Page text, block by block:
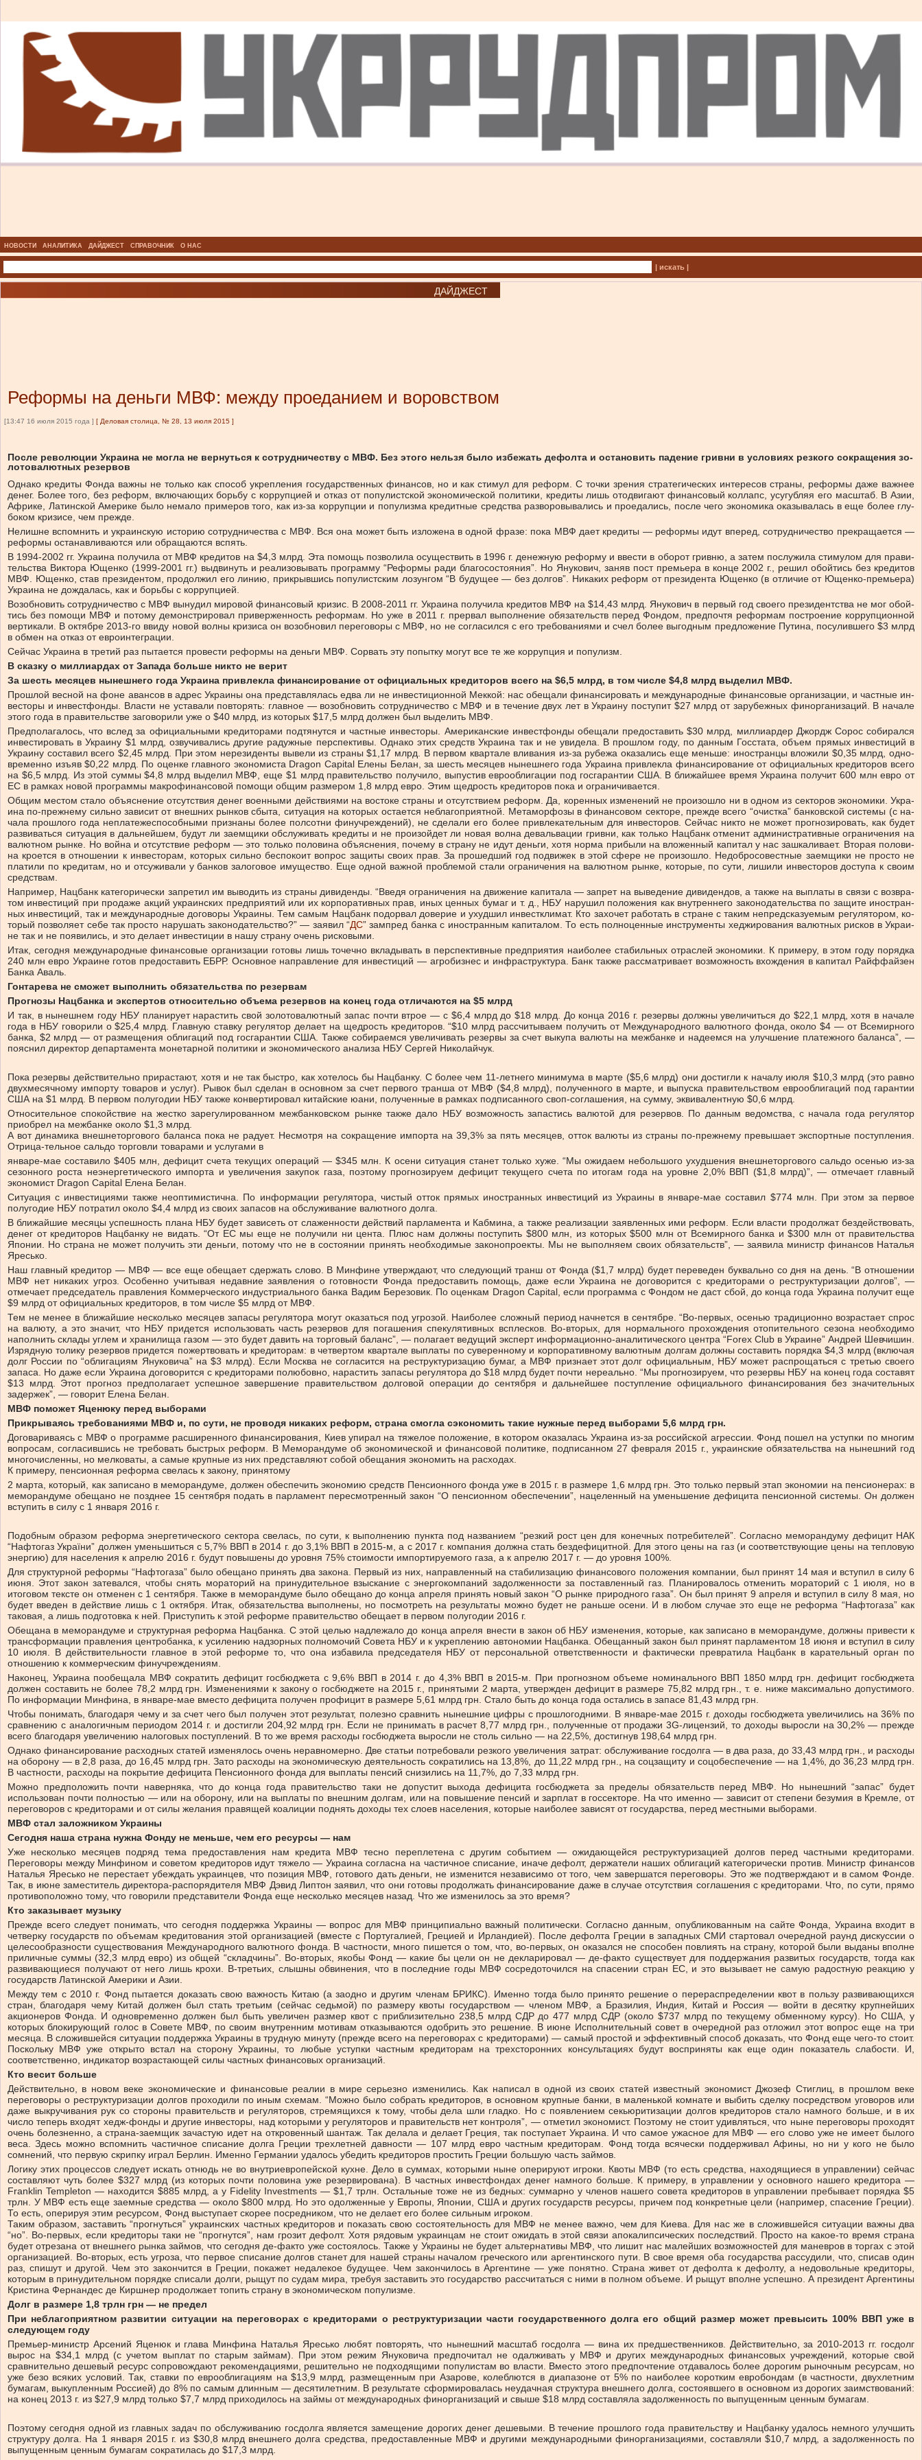
НОВОСТИ АНАЛИТИКА ДАЙДЖЕСТ СПРАВОЧНИК О НАС
| искать |
ДАЙДЖЕСТ
Реформы на деньги МВФ: между проеданием и воровством
[13:47 16 июля 2015 года ] [ Деловая столица, № 28, 13 июля 2015 ]
По­сле ре­во­лю­ции Укра­и­на не мог­ла не вер­нуть­ся к со­труд­ни­че­ству с МВФ. Без это­го нель­зя бы­ло из­бе­жать де­фол­та и оста­но­вить па­де­ние грив­ни в усло­ви­ях рез­ко­го со­кра­ще­ния зо­
ло­то­ва­лют­ных ре­зер­вов
Од­на­ко кре­ди­ты Фон­да важ­ны не толь­ко как спо­соб укреп­ле­ния го­су­дар­ствен­ных фи­нан­сов, но и как сти­мул для ре­форм. С точ­ки зре­ния стра­те­ги­че­ских ин­те­ре­сов стра­ны, ре­фор­мы да­же важ­нее
де­нег. Бо­лее то­го, без ре­форм, вклю­чаю­щих борь­бу с кор­руп­ци­ей и от­каз от по­пу­лист­ской эко­но­ми­че­ской по­ли­ти­ки, кре­ди­ты лишь ото­дви­га­ют фи­нан­со­вый кол­лапс, усу­губ­ляя его мас­штаб. В Азии,
Аф­ри­ке, Ла­тин­ской Аме­ри­ке бы­ло не­ма­ло при­ме­ров то­го, как из-за кор­руп­ции и по­пу­лиз­ма кре­дит­ные сред­ства раз­во­ро­вы­ва­лись и про­еда­лись, по­сле че­го эко­но­ми­ка ока­зы­ва­лась в еще бо­лее глу­
бо­ком кри­зи­се, чем пре­жде.
Не­лиш­не вспом­нить и укра­ин­скую ис­то­рию со­труд­ни­че­ства с МВФ. Вся она мо­жет быть из­ло­же­на в од­ной фра­зе: по­ка МВФ да­ет кре­ди­ты — ре­фор­мы идут впе­ред, со­труд­ни­че­ство пре­кра­ща­ет­ся —
ре­фор­мы оста­нав­ли­ва­ют­ся или об­ра­ща­ют­ся вспять.
В 1994-2002 гг. Укра­и­на по­лу­чи­ла от МВФ кре­ди­тов на $4,3 млрд. Эта по­мощь поз­во­ли­ла осу­ще­ствить в 1996 г. де­неж­ную ре­фор­му и вве­сти в обо­рот грив­ню, а за­тем по­слу­жи­ла сти­му­лом для пра­ви­
тель­ства Вик­то­ра Ющен­ко (1999-2001 гг.) вы­дви­нуть и реа­ли­зо­вы­вать про­грам­му “Ре­фор­мы ра­ди бла­го­со­стоя­ния”. Но Яну­ко­вич, за­няв пост пре­мье­ра в кон­це 2002 г., ре­шил обой­тись без кре­ди­тов
МВФ. Ющен­ко, став пре­зи­ден­том, про­дол­жил его ли­нию, при­крыв­шись по­пу­лист­ским ло­зун­гом “В бу­ду­щее — без дол­гов”. Ни­ка­ких ре­форм от пре­зи­ден­та Ющен­ко (в от­ли­чие от Ющен­ко-пре­мье­ра)
Укра­и­на не до­жда­лась, как и борь­бы с кор­руп­ци­ей.
Возоб­но­вить со­труд­ни­че­ство с МВФ вы­ну­дил ми­ро­вой фи­нан­со­вый кри­зис. В 2008-2011 гг. Укра­и­на по­лу­чи­ла кре­ди­тов МВФ на $14,43 млрд. Яну­ко­вич в пер­вый год сво­е­го пре­зи­дент­ства не мог обой­
тись без по­мо­щи МВФ и по­то­му де­мон­стри­ро­вал при­вер­жен­ность ре­фор­мам. Но уже в 2011 г. пре­рвал вы­пол­не­ние обя­зательств пе­ред Фон­дом, пред­по­чтя ре­фор­мам по­строе­ние кор­руп­ци­он­ной
вер­ти­ка­ли. В ок­тяб­ре 2013-го вви­ду но­вой вол­ны кри­зи­са он возоб­но­вил пе­ре­го­во­ры с МВФ, но не со­гла­сил­ся с его тре­бо­ва­ни­я­ми и счел бо­лее вы­год­ным пред­ло­же­ние Пу­ти­на, по­су­лив­ше­го $3 млрд
в об­мен на от­каз от ев­ро­ин­тег­ра­ции.
Сей­час Укра­и­на в тре­тий раз пы­та­ет­ся про­ве­сти ре­фор­мы на день­ги МВФ. Со­рвать эту по­пыт­ку мо­гут все те же кор­руп­ция и по­пу­лизм.
В сказку о миллиардах от Запада больше никто не верит
За шесть месяцев нынешнего года Украина привлекла финансирование от официальных кредиторов всего на $6,5 млрд, в том числе $4,8 млрд выделил МВФ.
Про­шлой вес­ной на фо­не аван­сов в ад­рес Укра­и­ны она пред­став­ля­лась ед­ва ли не ин­ве­сти­ци­он­ной Мек­кой: нас обе­ща­ли фи­нан­си­ро­вать и меж­ду­на­род­ные фи­нан­со­вые ор­га­ни­за­ции, и ча­ст­ные ин­
ве­сто­ры и ин­вест­фон­ды. Вла­сти не уста­ва­ли по­вто­рять: глав­ное — возоб­но­вить со­труд­ни­че­ство с МВФ и в те­че­ние двух лет в Укра­и­ну по­сту­пит $27 млрд от за­ру­беж­ных фи­нор­га­ни­за­ций. В на­ча­ле
это­го го­да в пра­ви­тель­стве за­го­во­ри­ли уже о $40 млрд, из ко­то­рых $17,5 млрд дол­жен был вы­де­лить МВФ.
Пред­по­ла­га­лось, что вслед за офи­ци­аль­ны­ми кре­ди­то­ра­ми под­тя­нут­ся и ча­ст­ные ин­ве­сто­ры. Аме­ри­кан­ские ин­вест­фон­ды обе­ща­ли предо­ста­вить $30 млрд, мил­ли­ар­дер Джордж Со­рос со­би­рал­ся
ин­ве­сти­ро­вать в Укра­и­ну $1 млрд, озву­чи­ва­лись дру­гие ра­дуж­ные пер­спек­ти­вы. Од­на­ко этих средств Укра­и­на так и не уви­де­ла. В про­шлом го­ду, по дан­ным Гос­ста­та, объ­ем пря­мых ин­ве­сти­ций в
Укра­и­ну со­ста­вил все­го $2,45 млрд. При этом не­ре­зи­ден­ты вы­ве­ли из стра­ны $1,17 млрд. В пер­вом квар­та­ле вли­ва­ния из-за ру­бе­жа ока­за­лись еще мень­ше: ино­стран­цы вло­жи­ли $0,35 млрд, од­но­
вре­мен­но изъ­яв $0,22 млрд. По оцен­ке глав­но­го эко­но­ми­ста Dragon Capital Еле­ны Бе­лан, за шесть ме­ся­цев ны­неш­не­го го­да Укра­и­на при­влек­ла фи­нан­си­ро­ва­ние от офи­ци­аль­ных кре­ди­то­ров все­го
на $6,5 млрд. Из этой сум­мы $4,8 млрд вы­де­лил МВФ, еще $1 млрд пра­ви­тель­ство по­лу­чи­ло, вы­пу­стив ев­ро­об­ли­га­ции под гос­га­ран­тии США. В бли­жай­шее вре­мя Укра­и­на по­лу­чит 600 млн евро от
ЕС в рам­ках но­вой про­грам­мы мак­ро­фи­нан­со­вой по­мо­щи об­щим раз­ме­ром 1,8 млрд ев­ро. Этим щед­рость кре­ди­то­ров по­ка и огра­ни­чи­ва­ет­ся.
Об­щим ме­стом ста­ло объ­яс­не­ние от­сут­ствия де­нег воен­ны­ми дей­стви­я­ми на вос­то­ке стра­ны и от­сут­стви­ем ре­форм. Да, ко­рен­ных из­ме­не­ний не про­изо­шло ни в од­ном из сек­то­ров эко­но­ми­ки. Укра­
и­на по-преж­не­му силь­но за­ви­сит от внеш­них рын­ков сбыта, си­ту­а­ция на ко­то­рых оста­ет­ся не­бла­го­при­ят­ной. Ме­та­мор­фо­зы в фи­нан­со­вом сек­то­ре, пре­жде всего “очист­ка” бан­ков­ской си­с­те­мы (с на­
ча­ла про­шло­го го­да не­пла­те­же­спо­соб­ны­ми при­зна­ны бо­лее пол­сот­ни фи­нучре­жде­ний), не сде­ла­ли его бо­лее при­вле­ка­тель­ным для ин­ве­сто­ров. Сей­час ни­кто не мо­жет про­гно­зи­ро­вать, как бу­дет
раз­ви­вать­ся си­ту­а­ция в даль­ней­шем, бу­дут ли за­ем­щи­ки об­слу­жи­вать кре­ди­ты и не про­изой­дет ли но­вая вол­на де­валь­ва­ции грив­ни, как толь­ко Нац­банк от­ме­нит ад­ми­ни­стра­тив­ные огра­ни­че­ния на
ва­лют­ном рын­ке. Но вой­на и от­сут­ствие ре­форм — это толь­ко по­ло­ви­на объ­яс­не­ния, по­че­му в стра­ну не идут день­ги, хо­тя нор­ма при­бы­ли на вло­жен­ный ка­пи­тал у нас за­шка­ли­ва­ет. Вто­рая по­ло­ви­
на кро­ет­ся в от­но­ше­нии к ин­ве­сто­рам, ко­то­рых силь­но бес­по­ко­ит во­прос за­щи­ты сво­их прав. За про­шед­ший год по­дви­жек в этой сфе­ре не про­изо­шло. Не­до­бро­со­ве­ст­ные за­ем­щи­ки не про­сто не
пла­ти­ли по кре­ди­там, но и от­су­жи­ва­ли у бан­ков за­ло­го­вое иму­ще­ство. Еще од­ной важ­ной про­бле­мой ста­ли огра­ни­че­ния на ва­лют­ном рын­ке, ко­то­рые, по су­ти, ли­ши­ли ин­ве­сто­ров до­сту­па к сво­им
сред­ствам.
На­при­мер, Нац­банк ка­те­го­ри­че­ски за­пре­тил им вы­во­дить из стра­ны ди­ви­ден­ды. “Вве­дя огра­ни­че­ния на дви­же­ние ка­пи­та­ла — за­прет на вы­ве­де­ние ди­ви­ден­дов, а так­же на вы­пла­ты в свя­зи с воз­вра­
том ин­ве­сти­ций при про­да­же ак­ций укра­ин­ских пред­при­я­тий или их кор­по­ра­тив­ных прав, иных цен­ных бу­маг и т. д., НБУ на­ру­шил по­ло­же­ния как внут­рен­не­го за­ко­но­датель­ства по за­щи­те ино­стран­
ных ин­ве­сти­ций, так и меж­ду­на­род­ные до­го­во­ры Укра­и­ны. Тем са­мым Нац­банк по­до­рвал до­ве­рие и ухуд­шил ин­вест­кли­мат. Кто за­хо­чет ра­бо­тать в стра­не с та­ким не­пред­ска­зуе­мым ре­гу­ля­то­ром, ко­
то­рый поз­во­ля­ет се­бе так про­сто на­ру­шать за­ко­но­датель­ство?” — заявил “ДС” зам­пред бан­ка с ино­стран­ным ка­пи­та­лом. То есть пол­но­цен­ные ин­стру­мен­ты хеджи­ро­ва­ния ва­лют­ных рис­ков в Укра­и­
не так и не по­яви­лись, и это де­ла­ет ин­ве­сти­ции в на­шу стра­ну очень рис­ко­вы­ми.
Итак, се­год­ня меж­ду­на­род­ные фи­нан­со­вые ор­га­ни­за­ции го­то­вы лишь то­чеч­но вкла­ды­вать в пер­спек­тив­ные пред­при­я­тия наи­бо­лее ста­биль­ных от­рас­лей эко­но­ми­ки. К при­ме­ру, в этом го­ду по­ряд­ка
240 млн ев­ро Укра­и­не го­тов предо­ста­вить ЕБРР. Ос­нов­ное на­прав­ле­ние для ин­ве­сти­ций — аг­ро­биз­нес и ин­фра­ст­рук­ту­ра. Банк так­же рас­смат­ри­ва­ет воз­мож­ность вхож­де­ния в ка­пи­тал Райф­фай­зен
Бан­ка Аваль.
Гонтарева не сможет выполнить обязательства по резервам
Прогнозы Нацбанка и экспертов относительно объема резервов на конец года отличаются на $5 млрд
И так, в нынешнем году НБУ планирует нарастить свой золотовалютный запас почти втрое — с $6,4 млрд до $18 млрд. До конца 2016 г. резервы должны увеличиться до $22,1 млрд, хотя в начале
года в НБУ говорили о $25,4 млрд. Главную ставку регулятор делает на щед­рость кредиторов. “$10 млрд рассчитываем получить от Меж­дународного валютного фонда, около $4 — от Все­мир­ного
банка, $2 млрд — от размещения облигаций под госгарантии США. Также собираемся увеличивать резервы за счет выкупа валюты на межбанке и надеемся на улучшение платежного баланса”, —
пояснил директор департамента монетарной политики и экономического анализа НБУ Сергей Ни­ко­­лайчук.
Пока резервы действительно прирастают, хотя и не так быстро, как хотелось бы Нац­банку. С более чем 11-летнего минимума в марте ($5,6 млрд) они достигли к началу июля $10,3 млрд (это равно
двухмесячному импорту товаров и услуг). Рывок был сделан в основном за счет первого транша от МВФ ($4,8 млрд), полученного в марте, и выпуска правительством еврооблигаций под гарантии
США на $1 млрд. В первом полугодии НБУ также конвертировал китайские юани, полученные в рамках подписанного своп-соглашения, на сумму, эквивалентную $0,6 млрд.
Относительное спокойствие на жестко зарегулированном межбанковском рынке также дало НБУ возможность запастись валютой для резервов. По данным ведомства, с начала года регулятор
приобрел на межбанке около $1,3 млрд.
А вот динамика внешнеторгового баланса пока не радует. Несмотря на сокращение импорта на 39,3% за пять месяцев, отток валюты из страны по-прежнему превышает экспортные поступления.
Отрица-тельное сальдо торговли товарами и услугами в
январе-мае составило $405 млн, дефицит счета текущих операций — $345 млн. К осени ситуация станет только хуже. “Мы ожидаем небольшого ухудшения внешнеторгового сальдо осенью из-за
сезонного роста неэнергетического импорта и увеличения закупок газа, поэтому прогнозируем дефицит текущего счета по итогам года на уровне 2,0% ВВП ($1,8 млрд)”, — отмечает главный
экономист Dragon Capital Елена Белан.
Ситуация с инвестициями также неоптимистична. По информации регулятора, чистый отток прямых иностранных инвестиций из Украины в январе-мае составил $774 млн. При этом за первое
полугодие НБУ потратил около $4,4 млрд из своих запасов на обслуживание валютного долга.
В ближайшие месяцы успешность плана НБУ будет зависеть от слаженности действий парламента и Кабмина, а также реализации заявленных ими реформ. Если власти продолжат бездействовать,
денег от кредиторов Нацбанку не видать. “От ЕС мы еще не получили ни цента. Плюс нам должны поступить $800 млн, из которых $500 млн от Всемирного банка и $300 млн от правительства
Японии. Но страна не может получить эти деньги, потому что не в состоянии принять необходимые законопроекты. Мы не выполняем своих обязательств”, — заявила министр финансов Наталья
Яресько.
Наш главный кредитор — МВФ — все еще обещает сдержать слово. В Минфине утверждают, что следующий транш от Фонда ($1,7 млрд) будет переведен буквально со дня на день. “В отношении
МВФ нет никаких угроз. Особенно учитывая недавние заявления о готовности Фонда предоставить помощь, даже если Украина не договорится с кредиторами о реструктуризации долгов”, —
отмечает председатель правления Коммерческого индустриального банка Вадим Бере­зовик. По оценкам Dragon Capital, если программа с Фондом не даст сбой, до конца года Украина получит еще
$9 млрд от официальных кредиторов, в том числе $5 млрд от МВФ.
Тем не менее в ближайшие несколько месяцев запасы регулятора могут оказаться под угрозой. Наиболее сложный период начнется в сентябре. “Во-первых, осенью традиционно возрастает спрос
на валюту, а это значит, что НБУ придется использовать часть резервов для погашения спекулятивных всплесков. Во-вторых, для нормального прохождения отопительного сезона необходимо
наполнить склады углем и хранилища газом — это будет давить на торговый баланс”, — полагает ведущий эксперт информационно-аналитического центра “Forex Club в Украине” Андрей Шев­чишин.
Изрядную толику резервов придется пожертвовать и кредиторам: в четвертом квартале выплаты по суверенному и корпоративному валютным долгам должны составить порядка $4,3 млрд (включая
долг России по “облигациям Януковича” на $3 млрд). Если Москва не согласится на реструктуризацию бумаг, а МВФ признает этот долг официальным, НБУ может распрощаться с третью своего
запаса. Но даже если Украина договорится с кредиторами полюбовно, нарастить запасы регулятора до $18 млрд будет почти нереально. “Мы прогнозируем, что резервы НБУ на конец года составят
$13 млрд. Этот прогноз предполагает успешное завершение правительством долговой операции до сентября и дальнейшее поступление официального финансирования без значительных
задержек”, — говорит Елена Белан.
МВФ поможет Яценюку перед выборами
Прикрываясь требованиями МВФ и, по сути, не проводя никаких реформ, страна смогла сэкономить такие нужные перед выборами 5,6 млрд грн.
Договариваясь с МВФ о программе расширенного финансирования, Киев упирал на тяжелое положение, в котором оказалась Украина из-за российской агрессии. Фонд пошел на уступки по многим
вопросам, согласившись не требовать быстрых реформ. В Меморандуме об экономической и финансовой политике, подписанном 27 февраля 2015 г., украинские обязательства на нынешний год
многочисленны, но мелковаты, а самые крупные из них представляют собой обещания экономить на расходах.
К примеру, пенсионная реформа свелась к закону, принятому
2 марта, который, как записано в меморандуме, должен обеспечить экономию средств Пенсионного фонда уже в 2015 г. в размере 1,6 млрд грн. Это только первый этап экономии на пенсионерах: в
меморандуме обещано не позднее 15 сентября подать в парламент пересмотренный закон “О пенсионном обеспечении”, нацеленный на уменьшение дефицита пенсионной системы. Он должен
вступить в силу с 1 января 2016 г.
Подобным образом реформа энергетического сектора свелась, по сути, к выполнению пункта под названием “резкий рост цен для конечных потребителей”. Согласно меморандуму дефицит НАК
“Нафтогаз України” должен уменьшиться с 5,7% ВВП в 2014 г. до 3,1% ВВП в 2015-м, а с 2017 г. компания должна стать бездефицитной. Для этого цены на газ (и соответствующие цены на тепловую
энергию) для населения к апрелю 2016 г. будут повышены до уровня 75% стоимости импортируемого газа, а к апрелю 2017 г. — до уровня 100%.
Для структурной реформы “Нафтогаза” было обещано принять два закона. Первый из них, направленный на стабилизацию финансового положения компании, был принят 14 мая и вступил в силу 6
июня. Этот закон затевался, чтобы снять мораторий на принудительное взыскание с энергокомпаний задолженности за поставленный газ. Плани­ровалось отменить мораторий с 1 июля, но в
итоговом тексте он отменен с 1 сентября. Также в меморандуме было обещано до конца апреля принять новый закон “О рынке природного газа”. Он был принят 9 апреля и вступил в силу 8 мая, но
будет введен в действие лишь с 1 октября. Итак, обязательства выполнены, но посмотреть на результаты можно будет не раньше осени. И в любом случае это еще не реформа “Нафтогаза” как
таковая, а лишь подготовка к ней. Приступить к этой реформе правительство обещает в первом полугодии 2016 г.
Обещана в меморандуме и структурная реформа Нацбанка. С этой целью надлежало до конца апреля внести в закон об НБУ изменения, которые, как записано в меморандуме, должны привести к
трансформации правления центробанка, к усилению надзорных полномочий Совета НБУ и к укреплению автономии Нац­банка. Обещанный закон был принят парламентом 18 июня и вступил в силу
10 июля. В действительности главное в этой реформе то, что она избавила председателя НБУ от персональной ответственности и фактически превратила Нацбанк в карательный орган по
отношению к коммерческим финучреждениям.
Наконец, Украина пообещала МВФ сократить дефицит госбюджета с 9,6% ВВП в 2014 г. до 4,3% ВВП в 2015-м. При прогнозном объеме номинального ВВП 1850 млрд грн. дефицит госбюджета
должен составить не более 78,2 млрд грн. Из­ме­нениями к закону о госбюджете на 2015 г., принятыми 2 марта, утвержден дефицит в размере 75,82 млрд грн., т. е. ниже максимально допустимого.
По информации Минфина, в январе-мае вместо дефицита получен профицит в размере 5,61 млрд грн. Стало быть до конца года остались в запасе 81,43 млрд грн.
Чтобы понимать, благодаря чему и за счет чего был получен этот результат, полезно сравнить нынешние цифры с прошлогодними. В январе-мае 2015 г. доходы госбюджета увеличились на 36% по
сравнению с аналогичным периодом 2014 г. и достигли 204,92 млрд грн. Если не принимать в расчет 8,77 млрд грн., полученные от продажи 3G-ли­цензий, то доходы выросли на 30,2% — прежде
всего благодаря увеличению налоговых поступлений. В то же время расходы госбюджета выросли не столь сильно — на 22,5%, достигнув 198,64 млрд грн.
Однако финансирование расходных статей изменялось очень неравномерно. Две статьи потребовали резкого увеличения затрат: обслуживание госдолга — в два раза, до 33,43 млрд грн., и расходы
на оборону — в 2,8 раза, до 16,45 млрд грн. Зато расходы на экономическую деятельность сократились на 13,8%, до 11,22 млрд грн., на соцзащиту и соцобеспечение — на 1,4%, до 36,23 млрд грн.
В частности, расходы на покрытие дефицита Пенсионного фонда для выплаты пенсий снизились на 11,7%, до 7,33 млрд грн.
Можно предположить почти наверняка, что до конца года правительство таки не допустит выхода дефицита госбюджета за пределы обязательств перед МВФ. Но нынешний “запас” будет
использован почти полностью — или на оборону, или на выплаты по внешним долгам, или на повышение пенсий и зарплат в госсекторе. На что именно — зависит от степени безумия в Кремле, от
переговоров с кредиторами и от силы желания правящей коалиции поднять доходы тех слоев населения, которые наиболее зависят от государства, перед местными выборами.
МВФ стал заложником Украины
Сегодня наша страна нужна Фонду не меньше, чем его ресурсы — нам
Уже несколько месяцев подряд тема предоставления нам кредита МВФ тесно переплетена с другим событием — ожидающейся реструктуризацией долгов перед частными кредиторами.
Переговоры между Минфином и советом кредиторов идут тяжело — Украина согласна на частичное списание, иначе дефолт, держатели наших облигаций категорически против. Министр финансов
Наталья Яресько не перестает убеждать украинцев, что позиция МВФ, готового дать деньги, не изменится независимо от того, чем завершатся переговоры. Это же подтверждают и в самом Фонде.
Так, в июне заместитель директора-распорядителя МВФ Дэвид Липтон заявил, что они готовы продолжать финансирование даже в случае отсутствия соглашения с кредиторами. Что, по сути, прямо
противоположно тому, что говорили представители Фонда еще несколько месяцев назад. Что же изменилось за это время?
Кто заказывает музыку
Прежде всего следует понимать, что сегодня поддержка Украины — вопрос для МВФ принципиально важный политически. Согласно данным, опубликованным на сайте Фонда, Украина входит в
четверку государств по объемам кредитования этой организацией (вместе с Португалией, Грецией и Ирландией). После дефолта Греции в западных СМИ стартовал очередной раунд дискуссии о
целесообразности существования Международного валютного фонда. В частности, много пишется о том, что, во-первых, он оказался не способен повлиять на страну, которой были выданы вполне
приличные суммы (32,3 млрд евро) из общей “складчины”. Во-вторых, якобы Фонд — какие бы цели он не декларировал — де-факто существует для поддержания развитых государств, тогда как
развивающиеся получают от него лишь крохи. В-третьих, слышны обвинения, что в последние годы МВФ сосредоточился на спасении стран ЕС, и это вызывает не самую радостную реакцию у
государств Латинской Америки и Азии.
Между тем с 2010 г. Фонд пытается доказать свою важность Китаю (а заодно и другим членам БРИКС). Именно тогда было принято решение о перераспределении квот в пользу развивающихся
стран, благодаря чему Китай должен был стать третьим (сейчас седьмой) по размеру квоты государством — членом МВФ, а Бразилия, Индия, Китай и Россия — войти в десятку крупнейших
акционеров Фонда. И одновременно должен был быть увеличен размер квот с приблизительно 238,5 млрд СДР до 477 млрд СДР (около $737 млрд по текущему обменному курсу). Но США, у
которых блокирующий голос в Совете МВФ, по своим внутренним мотивам отказываются одобрить это решение. В июне Исполнительный совет в очередной раз отложил этот вопрос еще на три
месяца. В сложившейся ситуации поддержка Украины в трудную минуту (прежде всего на переговорах с кредиторами) — самый простой и эффективный способ доказать, что Фонд еще чего-то стоит.
Поскольку МВФ уже открыто встал на сторону Украины, то любые уступки частным кредиторам на трехсторонних консультациях будут восприняты как еще один показатель слабости. И,
соответственно, индикатор возрастающей силы частных финансовых организаций.
Кто весит больше
Действительно, в новом веке экономические и финансовые реалии в мире серьезно изменились. Как написал в одной из своих статей известный экономист Джозеф Стиглиц, в прошлом веке
переговоры о реструктуризации долгов проходили по иным схемам. “Можно было собрать кредиторов, в основном крупные банки, в маленькой комнате и выбить сделку посредством уговоров или
даже выкручивания рук со стороны правительств и регуляторов, стремящихся к тому, чтобы дела шли гладко. Но с появлением секьюритизации долгов кредиторов стало намного больше, и в их
число теперь входят хедж-фонды и другие инвесторы, над которыми у регуляторов и правительств нет контроля”, — отметил экономист. Поэтому не стоит удивляться, что ныне переговоры проходят
очень болезненно, а страна-заемщик зачастую идет на откровенный шантаж. Так делала и делает Греция, так поступает Украина. И что самое ужасное для МВФ — его слово уже не имеет былого
веса. Здесь можно вспомнить частичное списание долга Греции трехлетней давности — 107 млрд евро частным кредиторам. Фонд тогда всячески поддерживал Афины, но ни у кого не было
сомнений, что первую скрипку играл Берлин. Именно Германии удалось убедить кредиторов простить Греции большую часть займов.
Логику этих процессов следует искать отнюдь не во внутриевропейской кухне. Дело в суммах, которыми ныне оперируют игроки. Квоты МВФ (то есть средства, находящиеся в управлении) сейчас
составляют чуть более $327 млрд (из которых почти половина уже резервирована). В частных инвестфондах денег намного больше. К примеру, в управлении у основного нашего кредитора —
Franklin Templeton — находится $885 млрд, а у Fidelity Investments — $1,7 трлн. Остальные тоже не из бедных: суммарно у членов нашего совета кредиторов в управлении пребывает порядка $5
трлн. У МВФ есть еще заемные средства — около $800 млрд. Но это одолженные у Европы, Японии, США и других государств ресурсы, причем под конкретные цели (например, спасение Греции).
То есть, оперируя этим ресурсом, Фонд выступает скорее посредником, что не делает его более сильным игроком.
Таким образом, заставить “прогнуться” украинских частных кредиторов и показать свою состоятельность для МВФ не менее важно, чем для Киева. Для нас же в сложившейся ситуации важны два
“но”. Во-первых, если кредиторы таки не “прогнутся”, нам грозит дефолт. Хотя рядовым украинцам не стоит ожидать в этой связи апокалипсических последствий. Просто на какое-то время страна
будет отрезана от внешнего рынка займов, что сегодня де-факто уже состоялось. Также у Украины не будет альтернативы МВФ, что лишит нас малейших возможностей для маневров в торгах с этой
организацией. Во-вторых, есть угроза, что первое списание долгов станет для нашей страны началом греческого или аргентинского пути. В свое время оба государства рассудили, что, списав один
раз, спишут и другой. Чем это закончится в Греции, покажет недалекое будущее. Чем закончилось в Аргентине — уже понятно. Страна живет от дефолта к дефолту, а недовольные кредиторы,
которым в принудительном порядке списали долги, рыщут по судам мира, требуя заставить это государство рассчитаться с ними в полном объеме. И рыщут вполне успешно. А президент Аргентины
Кристина Фернандес де Киршнер продолжает топить страну в экономическом популизме.
Долг в размере 1,8 трлн грн — не предел
При неблагоприятном развитии ситуации на переговорах с кредиторами о реструктуризации части государственного долга его общий размер может превысить 100% ВВП уже в
следующем году
Премьер-министр Арсений Яценюк и глава Минфина Наталья Яресько любят повторять, что нынешний масштаб госдолга — вина их предшественников. Действительно, за 2010-2013 гг. госдолг
вырос на $34,1 млрд (с учетом выплат по старым займам). При этом режим Януковича предпочитал не одалживать у МВФ и других международных финансовых учреждений, которые свой
сравнительно дешевый ресурс сопровождают рекомендациями, решительно не подходящими популистам во власти. Вместо этого предпочтение отдавалось более дорогим рыночным ресурсам, но
уже безо всяких условий. Так, ставки по еврооблигациям на $13,9 млрд, размещенным при Азарове, колеблются в диапазоне от 5% по наиболее коротким евробондам (в частности, двухлетним
бумагам, выкупленным Россией) до 8% по самым длинным — десятилетним. В результате сформировалась неудачная структура внешнего долга, состоявшего в основном из дорогих заимствований:
на конец 2013 г. из $27,9 млрд только $7,7 млрд приходилось на займы от международных финорганизаций и свыше $18 млрд составляла задолженность по выпущенным ценным бумагам.
Поэтому сегодня одной из главных задач по обслуживанию госдолга является замещение дорогих денег дешевыми. В течение прошлого года правительству и Нацбанку удалось немного улучшить
структуру долга. На 1 января 2015 г. из $30,8 млрд внешнего долга средства, предоставленные МВФ и другими международными финорганизациями, составляли $10,7 млрд, а задолженность по
выпущенным ценным бумагам сократилась до $17,3 млрд.